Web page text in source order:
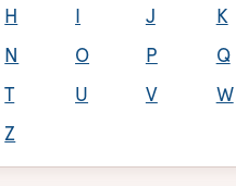
H I J K
N O P Q
T U V W
Z